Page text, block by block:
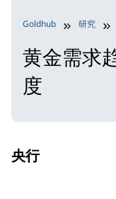
Goldhub 研究
黄金需求
度
央行